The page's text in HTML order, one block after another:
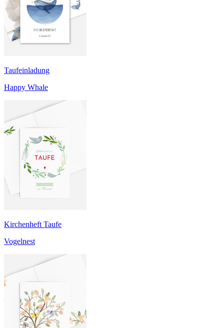
Taufeinladung
Happy Whale
Kirchenheft Taufe
Vogelnest